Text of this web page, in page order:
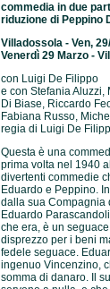
commedia in due
riduzione di Peppino
Villadossola - Ven,
Venerdì 29 Marzo -
con Luigi De Filippo
e con Stefania Aluzzi,
Di Biase, Riccardo
Fabiana Russo,
regia di Luigi De
Questa è una
prima volta nel 1940
divertenti commedie
Eduardo e Peppino.
dalla sua Compagnia
Eduardo
che era, è un
disprezzo per i beni
fedele seguace.
ingenuo Vincenzino,
somma di danaro. Il